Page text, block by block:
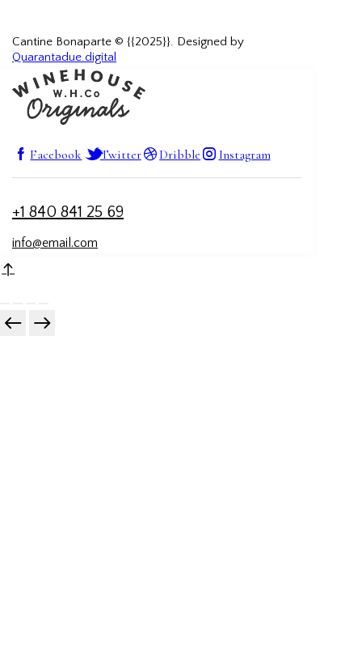
Cantine Bonaparte © {{2025}}. Designed by
Quarantadue.digital
Facebook Twitter Dribble Instagram
+1 840 841 25 69
info@email.com